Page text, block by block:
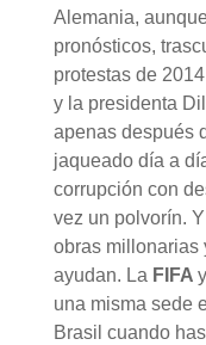
Alemania,
pronósticos,
protestas de
y la presidenta
apenas después
jaqueado día a
corrupción con
vez un polvorín.
obras millonarias
ayudan. La FIFA
una misma sede
Brasil cuando